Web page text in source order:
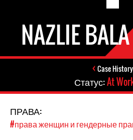
NAZLIE BALA
Case History
Статус:At
ПРАВА:
#права женщин и гендерные